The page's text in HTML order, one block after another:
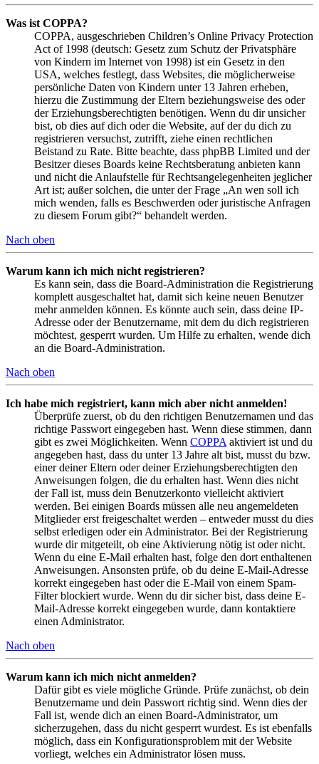
Was ist COPPA?
COPPA, ausgeschrieben Children’s Online Privacy Protection
Act of 1998 (deutsch: Gesetz zum Schutz der Privatsphäre
von Kindern im Internet von 1998) ist ein Gesetz in den
USA, welches festlegt, dass Websites, die möglicherweise
persönliche Daten von Kindern unter 13 Jahren erheben,
hierzu die Zustimmung der Eltern beziehungsweise des oder
der Erziehungsberechtigten benötigen. Wenn du dir unsicher
bist, ob dies auf dich oder die Website, auf der du dich zu
registrieren versuchst, zutrifft, ziehe einen rechtlichen
Beistand zu Rate. Bitte beachte, dass phpBB Limited und der
Besitzer dieses Boards keine Rechtsberatung anbieten kann
und nicht die Anlaufstelle für Rechtsangelegenheiten jeglicher
Art ist; außer solchen, die unter der Frage „An wen soll ich
mich wenden, falls es Beschwerden oder juristische Anfragen
zu diesem Forum gibt?“ behandelt werden.
Nach oben
Warum kann ich mich nicht registrieren?
Es kann sein, dass die Board-Administration die Registrierung
komplett ausgeschaltet hat, damit sich keine neuen Benutzer
mehr anmelden können. Es könnte auch sein, dass deine IP-
Adresse oder der Benutzername, mit dem du dich registrieren
möchtest, gesperrt wurden. Um Hilfe zu erhalten, wende dich
an die Board-Administration.
Nach oben
Ich habe mich registriert, kann mich aber nicht anmelden!
Überprüfe zuerst, ob du den richtigen Benutzernamen und das
richtige Passwort eingegeben hast. Wenn diese stimmen, dann
gibt es zwei Möglichkeiten. Wenn COPPA aktiviert ist und du
angegeben hast, dass du unter 13 Jahre alt bist, musst du bzw.
einer deiner Eltern oder deiner Erziehungsberechtigten den
Anweisungen folgen, die du erhalten hast. Wenn dies nicht
der Fall ist, muss dein Benutzerkonto vielleicht aktiviert
werden. Bei einigen Boards müssen alle neu angemeldeten
Mitglieder erst freigeschaltet werden – entweder musst du dies
selbst erledigen oder ein Administrator. Bei der Registrierung
wurde dir mitgeteilt, ob eine Aktivierung nötig ist oder nicht.
Wenn du eine E-Mail erhalten hast, folge den dort enthaltenen
Anweisungen. Ansonsten prüfe, ob du deine E-Mail-Adresse
korrekt eingegeben hast oder die E-Mail von einem Spam-
Filter blockiert wurde. Wenn du dir sicher bist, dass deine E-
Mail-Adresse korrekt eingegeben wurde, dann kontaktiere
einen Administrator.
Nach oben
Warum kann ich mich nicht anmelden?
Dafür gibt es viele mögliche Gründe. Prüfe zunächst, ob dein
Benutzername und dein Passwort richtig sind. Wenn dies der
Fall ist, wende dich an einen Board-Administrator, um
sicherzugehen, dass du nicht gesperrt wurdest. Es ist ebenfalls
möglich, dass ein Konfigurationsproblem mit der Website
vorliegt, welches ein Administrator lösen muss.